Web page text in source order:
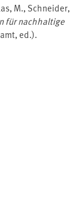
M., Schneider,
für nachhaltige
ed.).